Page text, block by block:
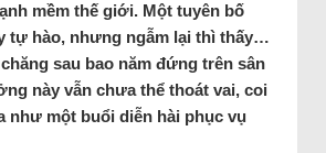
mềm thế giới. Một tuyên bố
tự hào, nhưng ngẫm lại thì thấy…
sau bao năm đứng trên sân
này vẫn chưa thể thoát vai, coi
như một buổi diễn hài phục vụ